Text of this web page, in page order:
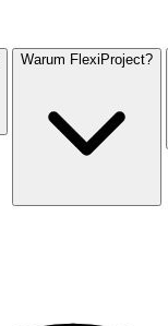
Warum FlexiProject?